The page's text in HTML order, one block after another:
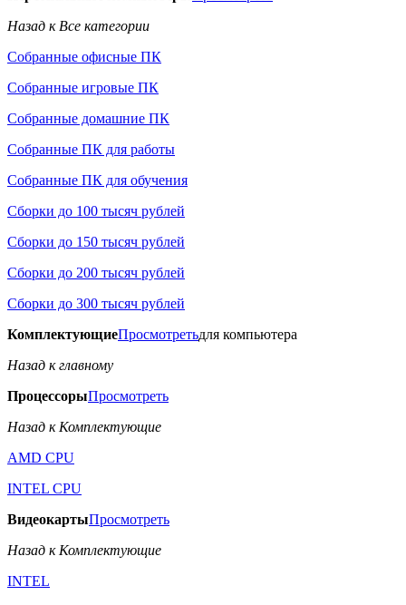
Назад к Все категории
Собранные офисные ПК
Собранные игровые ПК
Собранные домашние ПК
Собранные ПК для работы
Собранные ПК для обучения
Сборки до 100 тысяч рублей
Сборки до 150 тысяч рублей
Сборки до 200 тысяч рублей
Сборки до 300 тысяч рублей
КомплектующиеПросмотретьдля компьютера
Назад к главному
ПроцессорыПросмотреть
Назад к Комплектующие
AMD CPU
INTEL CPU
ВидеокартыПросмотреть
Назад к Комплектующие
INTEL